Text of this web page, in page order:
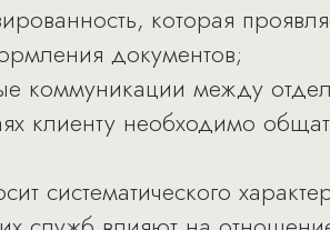
которая
документов;
коммуникации между
клиенту необходимо
систематического